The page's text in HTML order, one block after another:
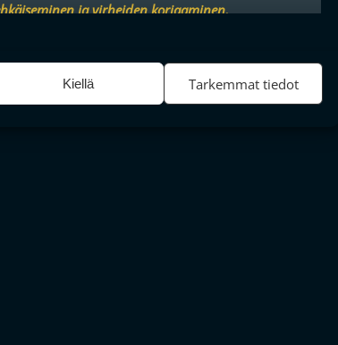
ja virheiden korjaaminen,
jakelu, Tallenna ja ilmaise
Kiellä Tarkemmat tiedot